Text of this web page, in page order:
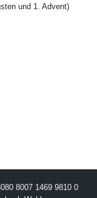
und 1. Advent)
8007 1469 9810 0